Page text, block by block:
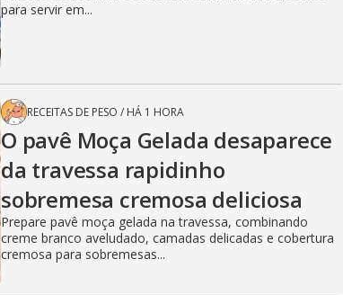
para servir em...
RECEITAS DE PESO / HÁ 1 HORA
O pavê Moça Gelada desaparece
da travessa rapidinho
sobremesa cremosa deliciosa
Prepare pavê moça gelada na travessa, combinando
creme branco aveludado, camadas delicadas e cobertura
cremosa para sobremesas...